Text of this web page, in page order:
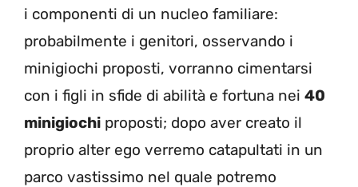
i componenti di un nucleo familiare:
probabilmente i genitori, osservando i
minigiochi proposti, vorranno cimentarsi
con i figli in sfide di abilità e fortuna nei 40
minigiochi proposti; dopo aver creato il
proprio alter ego verremo catapultati in un
parco vastissimo nel quale potremo